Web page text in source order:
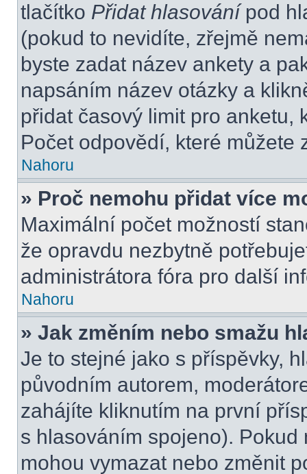
tlačítko Přidat hlasovánípod
(pokud to nevidíte, zřejmě
byste zadat název ankety a
napsáním název otázky a
přidat časový limit pro anketu,
Počet odpovědí, které můžete
Nahoru
» Proč nemohu přidat více
Maximální počet možností
že opravdu nezbytně
administrátora fóra pro další
Nahoru
» Jak změním nebo smažu
Je to stejné jako s příspěvky,
původním autorem,
zahájíte kliknutím na první
s hlasováním spojeno).
mohou vymazat nebo změnit